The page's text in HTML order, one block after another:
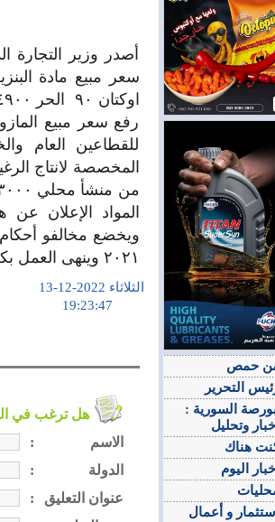
أصدر وزير التجارة
رفع سعر مبيع
للقطاعين العام
المواد الإعلان
٢٠٢١ وينهى العمل بكل ما هو مخالف لذلك القرار
الثلاثاء 2022-12-13
هل ترغب في التعليق على الموضوع ؟
:
الاسم
:
الدولة
:
عنوان التعليق
السورية :